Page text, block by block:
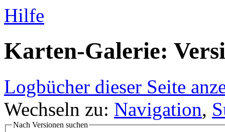
Hilfe
Karten-Galerie:
Logbücher dieser Seite
Wechseln zu: Navigation,
Nach Versionen suchen